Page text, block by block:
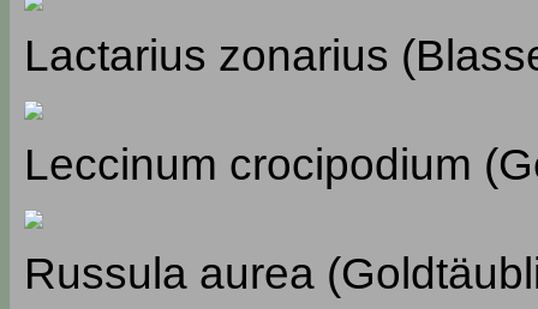
Lactarius zonarius
Leccinum crocipodium
Russula aurea